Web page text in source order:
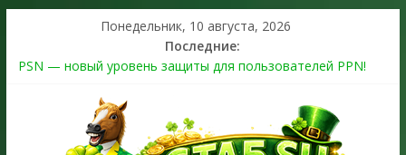
Понедельник, 10 августа, 2026
Последние:
PSN — новый уровень защиты для пользователей PPN!
The Kortz Center Heist выйдет в GTA Online уже 14 июля
Регистрация в Rockstar Games Social Club ошибка #1.500.7:
как зарегистрировать аккаунт и войти без проблем в 2026